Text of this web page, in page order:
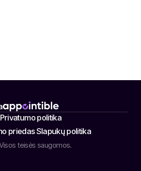
teisės saugomos.
Privatumo politika
priedasSlapukų politika